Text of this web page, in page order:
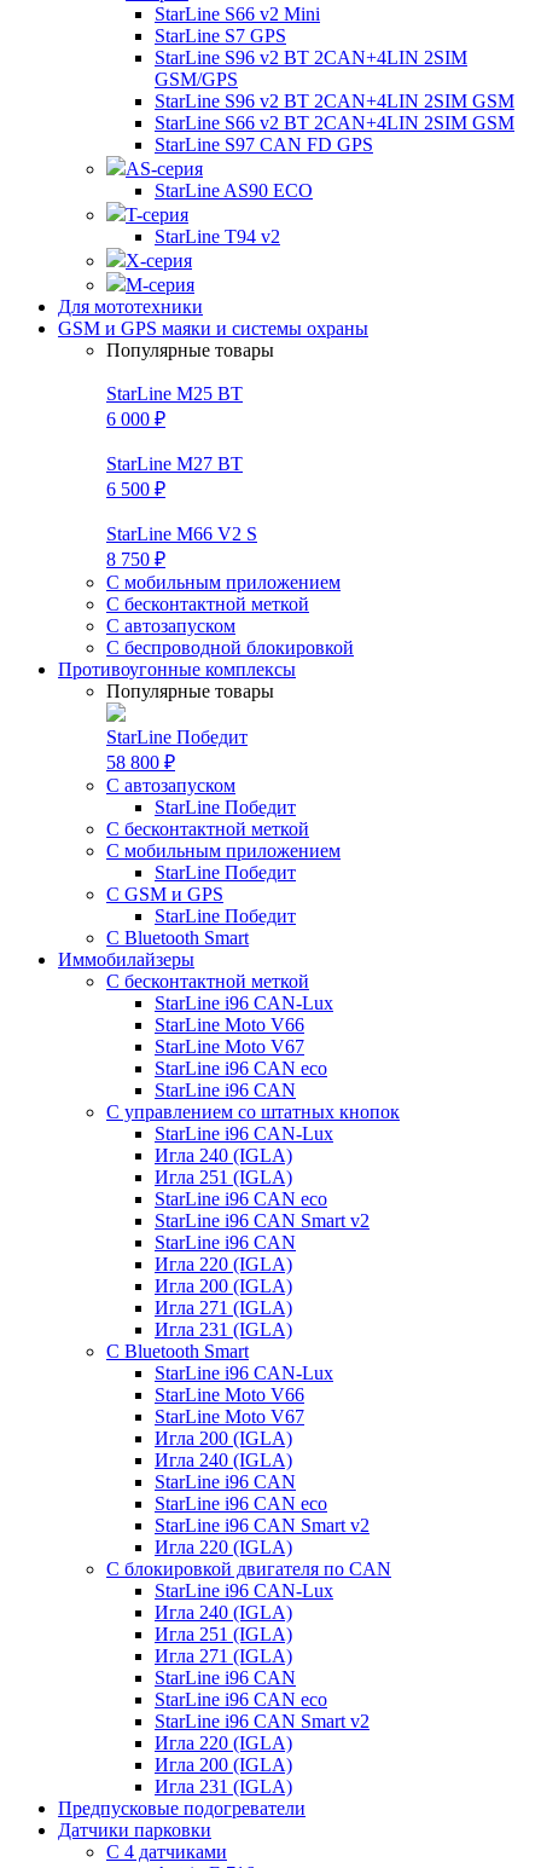
StarLine S66 v2 Mini
StarLine S7 GPS
StarLine S96 v2 BT 2CAN+4LIN 2SIM
GSM/GPS
StarLine S96 v2 BT 2CAN+4LIN 2SIM GSM
StarLine S66 v2 BT 2CAN+4LIN 2SIM GSM
StarLine S97 CAN FD GPS
AS-серия
StarLine AS90 ECO
T-серия
StarLine T94 v2
X-серия
M-серия
Для мототехники
GSM и GPS маяки и системы охраны
Популярные товары
StarLine M25 BT
6 000 ₽
StarLine M27 BT
6 500 ₽
StarLine M66 V2 S
8 750 ₽
С мобильным приложением
С бесконтактной меткой
С автозапуском
С беспроводной блокировкой
Противоугонные комплексы
Популярные товары
StarLine Победит
58 800 ₽
С автозапуском
StarLine Победит
С бесконтактной меткой
С мобильным приложением
StarLine Победит
С GSM и GPS
StarLine Победит
С Bluetooth Smart
Иммобилайзеры
С бесконтактной меткой
StarLine i96 CAN-Lux
StarLine Moto V66
StarLine Moto V67
StarLine i96 CAN eco
StarLine i96 CAN
С управлением со штатных кнопок
StarLine i96 CAN-Lux
Игла 240 (IGLA)
Игла 251 (IGLA)
StarLine i96 CAN eco
StarLine i96 CAN Smart v2
StarLine i96 CAN
Игла 220 (IGLA)
Игла 200 (IGLA)
Игла 271 (IGLA)
Игла 231 (IGLA)
С Bluetooth Smart
StarLine i96 CAN-Lux
StarLine Moto V66
StarLine Moto V67
Игла 200 (IGLA)
Игла 240 (IGLA)
StarLine i96 CAN
StarLine i96 CAN eco
StarLine i96 CAN Smart v2
Игла 220 (IGLA)
С блокировкой двигателя по CAN
StarLine i96 CAN-Lux
Игла 240 (IGLA)
Игла 251 (IGLA)
Игла 271 (IGLA)
StarLine i96 CAN
StarLine i96 CAN eco
StarLine i96 CAN Smart v2
Игла 220 (IGLA)
Игла 200 (IGLA)
Игла 231 (IGLA)
Предпусковые подогреватели
Датчики парковки
С 4 датчиками